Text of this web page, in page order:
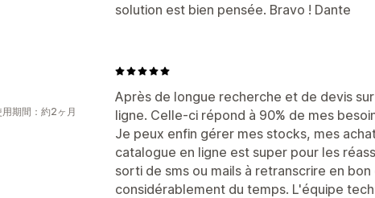
solution est bien pensée. Bravo ! Dante
Après de longue recherche et de devis
ligne. Celle-ci répond à 90% de mes
Je peux enfin gérer mes stocks, mes
catalogue en ligne est super pour les
sorti de sms ou mails à retranscrire en
considérablement du temps. L'équipe
期間：約2ヶ月